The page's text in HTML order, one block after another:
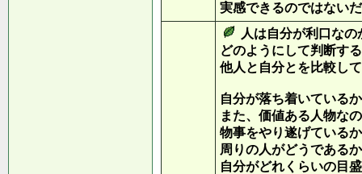
実感できるのではない
人は自分が利口なの
どのようにして判断す
他人と自分とを比較し
自分が落ち着いている
また、価値ある人物な
物事をやり遂げている
周りの人がどうである
自分がどれくらいの目